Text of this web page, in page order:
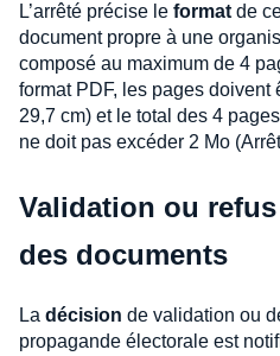
L’arrêté précise le formatde
document propre à une
composé au maximum de 4
format PDF, les pages doivent
29,7 cm) et le total des 4
ne doit pas excéder 2 Mo
Validation ou
des documents
La décision de validation ou
propagande électorale est